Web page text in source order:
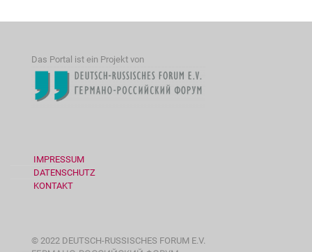
Das Portal ist ein Projekt von
IMPRESSUM
DATENSCHUTZ
KONTAKT
© 2022 DEUTSCH-RUSSISCHES FORUM E.V.